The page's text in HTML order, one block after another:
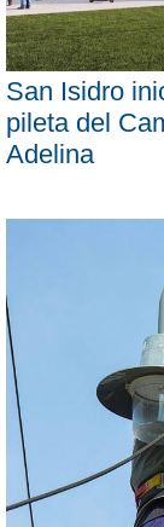
San Isidro
pileta del
Adelina